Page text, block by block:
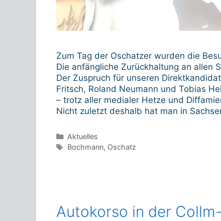
Zum Tag der Oschatzer wurden die
Die anfängliche Zurückhaltung an allen
Der Zuspruch für unseren
Fritsch, Roland Neumann und Tobias
– trotz aller medialer Hetze und
Nicht zuletzt deshalb hat man in
Kategorien
Aktuelles
Schlagwörter
Bochmann, Oschatz
Autokorso in der